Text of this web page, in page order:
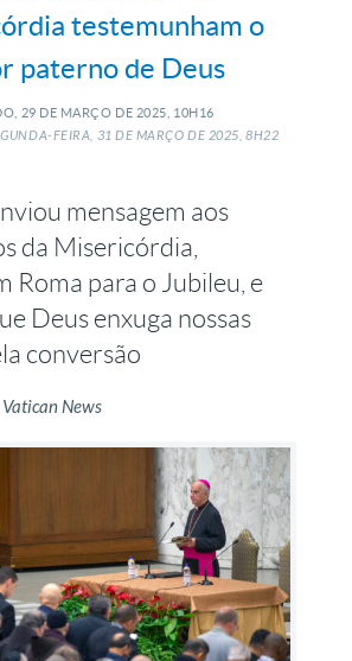
testemunham o
paterno de Deus
29 DE MARÇO DE 2025, 10H16
FEIRA, 31 DE MARÇO DE 2025, 8H22
mensagem aos
da Misericórdia,
Roma para o Jubileu, e
Deus enxuga nossas
conversão
News